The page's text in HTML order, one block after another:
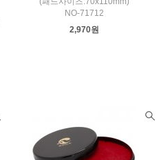
NO-71712
2,970원